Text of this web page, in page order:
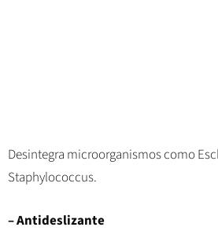
Desintegra microorganismos como
Staphylococcus.
– Antideslizante